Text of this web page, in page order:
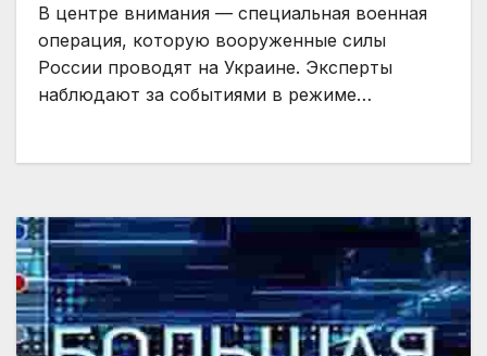
В центре внимания — специальная военная
операция, которую вооруженные силы
России проводят на Украине. Эксперты
наблюдают за событиями в режиме…